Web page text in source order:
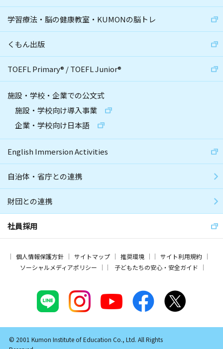
学習療法・脳の健康教室・KUMONの脳トレ
くもん出版
TOEFL Primary® /TOEFL Junior®
施設・学校・企業での公文式
施設・学校向け導入事業
企業・学校向け日本語
English Immersion Activities
自治体・省庁との連携
財団との連携
社員採用
個人情報保護方針 サイトマップ 推奨環境
サイト利用規約
ソーシャルメディアポリシー
子どもたちの安心・安全ガイド
© 2001 Kumon Institute of Education Co., Ltd. All Rights